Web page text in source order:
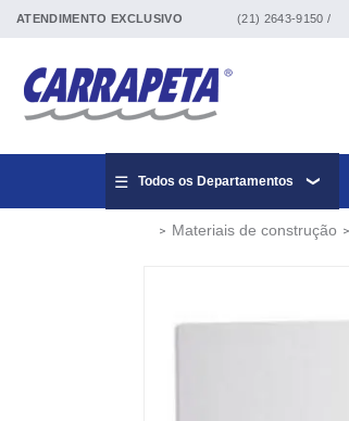
ATENDIMENTO EXCLUSIVO (21) 2643-9150 /
Todos os Departamentos
Materiais de construção